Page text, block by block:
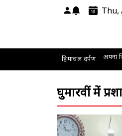
Thu,
हिमाचल दर्पण अपना
घुमारवीं में